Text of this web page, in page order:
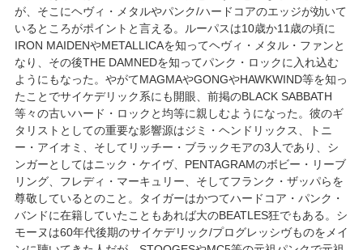
が、そこにヘヴィ・メタルやパンク/ハードコアのエッジが効いて
いるところがポイントと言える。ルーパスは10歳か11歳の頃に
IRON MAIDENやMETALLICAを知ってヘヴィ・メタル・ファンと
なり、その後THE DAMNEDを知ってパンク・ロックに入れ込む
ようにもなった。やがてMAGMAやGONGやHAWKWIND等を知っ
たことでサイケデリック系にも開眼、前掲のBLACK SABBATH
等々の古いハード・ロックと均等に親しむようになった。彼のギ
タリストとしての重要な影響源はジミ・ヘンドリックス、トニ
ー・アイオミ、そしてリッチー・ブラックモアの3人であり、シ
ンガーとしてはニック・ケイヴ、PENTAGRAMのボビー・リーブ
リング、フレディ・マーキュリー、そしてフランク・ザッパらを
尊敬しているとのこと。タイガーはかつてハードコア・パンク・
バンドに在籍していたこともあれば大のBEATLES狂でもある。シ
モーヌは60年代後期のサイケデリック/プログレッシヴものをメイ